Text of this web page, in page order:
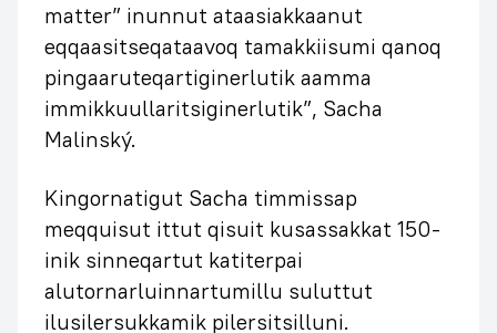
matter” inunnut ataasiakkaanut
eqqaasitseqataavoq tamakkiisumi qanoq
pingaaruteqartiginerlutik aamma
immikkuullaritsiginerlutik”, Sacha
Malinský.
Kingornatigut Sacha timmissap
meqquisut ittut qisuit kusassakkat 150-
inik sinneqartut katiterpai
alutornarluinnartumillu suluttut
ilusilersukkamik pilersitsilluni.